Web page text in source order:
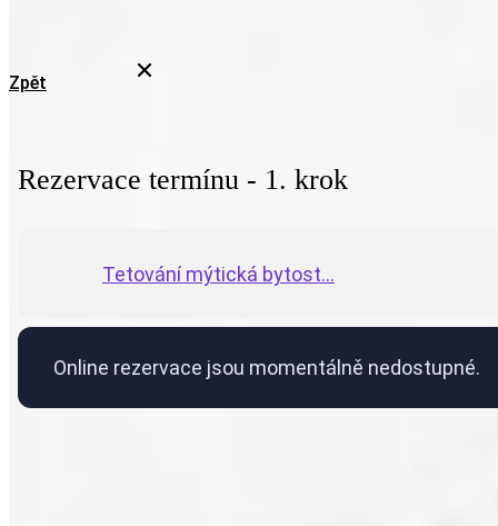
Zpět
Rezervace termínu - 1. krok
Tetování mýtická bytost...
Online rezervace jsou momentálně nedostupné.